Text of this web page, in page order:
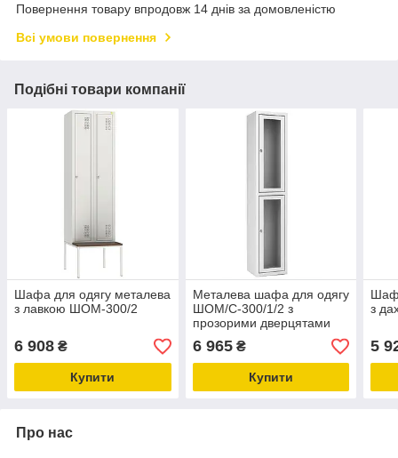
Повернення товару впродовж 14 днів за домовленістю
Всі умови повернення
Подібні товари компанії
Шафа для одягу металева
з лавкою ШОМ-300/2
6 908 ₴
Купити
Металева шафа для одягу
ШОМ/С-300/1/2 з
прозорими дверцятами
6 965₴
Купити
з
5
Про нас